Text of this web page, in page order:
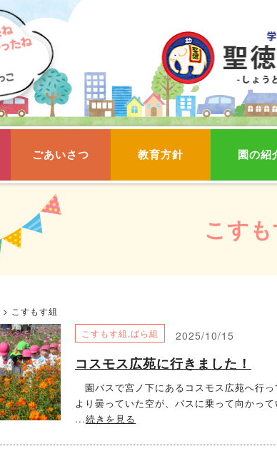
ごあいさつ 教育方針 園の紹
こす
> こすもす組
こすもす組,ばら組 2025/10/15
コスモス広苑に行きました！
園バスで宮ノ下にあるコスモス広苑へ行
より曇っていた空が、バスに乗って向かっ
...続きを見る